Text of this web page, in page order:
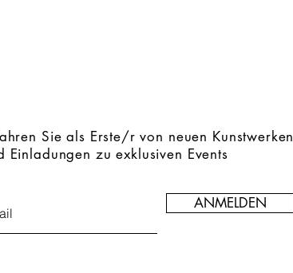
Sie als Erste/r von neuen Kunstwerken
Einladungen zu exklusiven Events
ANMELDEN